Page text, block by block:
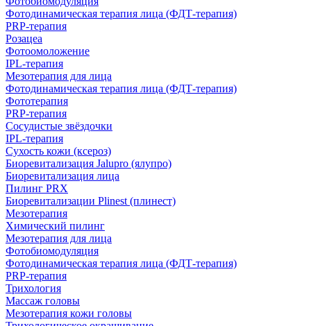
Фотодинамическая терапия лица (ФДТ-терапия)
PRP-терапия
Розацеа
Фотоомоложение
IPL‑терапия
Мезотерапия для лица
Фотодинамическая терапия лица (ФДТ-терапия)
Фототерапия
PRP-терапия
Сосудистые звёздочки
IPL‑терапия
Сухость кожи (ксероз)
Биоревитализация Jalupro (ялупро)
Биоревитализация лица
Пилинг PRX
Биоревитализации Plinest (плинест)
Мезотерапия
Химический пилинг
Мезотерапия для лица
Фотобиомодуляция
Фотодинамическая терапия лица (ФДТ-терапия)
PRP-терапия
Трихология
Массаж головы
Мезотерапия кожи головы